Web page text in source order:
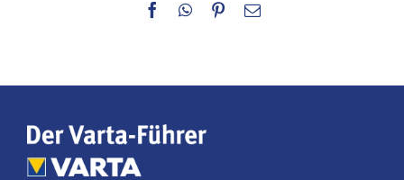
Facebook
WhatsApp
Pinterest
E-